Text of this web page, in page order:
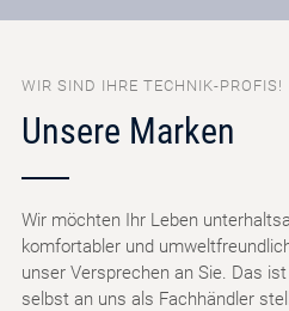
WIR SIND IHRE TECHNIK-PROFIS!
Unsere Marken
Wir möchten Ihr Leben
komfortabler und
unser Versprechen an Sie. Das
selbst an uns als Fachhändler